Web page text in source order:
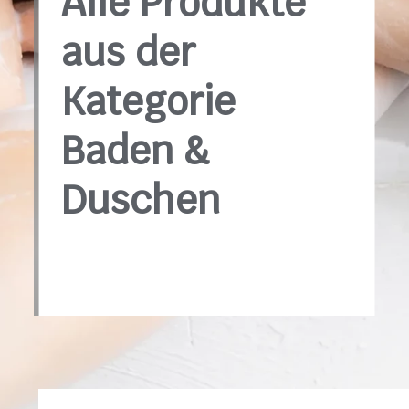
aus der
Kategorie
Baden &
Duschen